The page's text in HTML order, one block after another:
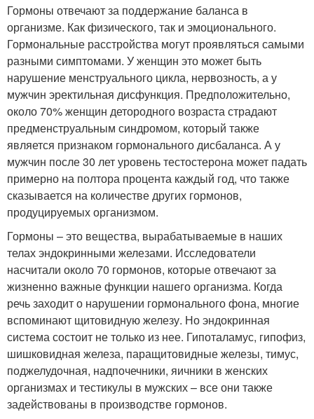
Гормоны отвечают за поддержание баланса в
организме. Как физического, так и эмоционального.
Гормональные расстройства могут проявляться самыми
разными симптомами. У женщин это может быть
нарушение менструального цикла, нервозность, а у
мужчин эректильная дисфункция. Предположительно,
около 70% женщин детородного возраста страдают
предменструальным синдромом, который также
является признаком гормонального дисбаланса. А у
мужчин после 30 лет уровень тестостерона может падать
примерно на полтора процента каждый год, что также
сказывается на количестве других гормонов,
продуцируемых организмом.
Гормоны – это вещества, вырабатываемые в наших
телах эндокринными железами. Исследователи
насчитали около 70 гормонов, которые отвечают за
жизненно важные функции нашего организма. Когда
речь заходит о нарушении гормонального фона, многие
вспоминают щитовидную железу. Но эндокринная
система состоит не только из нее. Гипоталамус, гипофиз,
шишковидная железа, паращитовидные железы, тимус,
поджелудочная, надпочечники, яичники в женских
организмах и тестикулы в мужских – все они также
задействованы в производстве гормонов.